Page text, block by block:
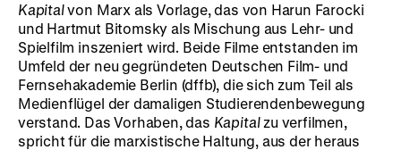
Kapitalvon Marx als Vorlage, das von Harun Farocki
und Hartmut Bitomsky als Mischung aus Lehr- und
Spielfilm inszeniert wird. Beide Filme entstanden im
Umfeld der neu gegründeten Deutschen Film- und
Fernsehakademie Berlin (dffb), die sich zum Teil als
Medienflügel der damaligen Studierendenbewegung
verstand. Das Vorhaben, das Kapitalzu verfilmen,
spricht für die marxistische Haltung, aus der heraus